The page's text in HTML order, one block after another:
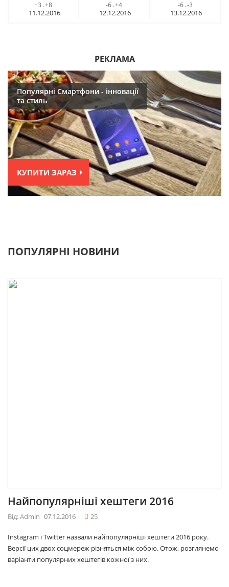
+3 - +8
11.12.2016
-6 - +4
12.12.2016
-6 - -3
13.12.2016
РЕКЛАМА
Популярні Смартфони - інновації
та стиль
КУПИТИ ЗАРАЗ
ПОПУЛЯРНІ НОВИНИ
Найпопулярніші хештеги 2016
Від: Admin 07.12.2016 25
Instagram і Twitter назвали найпопулярніші хештеги 2016 року.
Версії цих двох соцмереж різняться між собою. Отож, розглянемо
варіанти популярних хештегів кожної з них.